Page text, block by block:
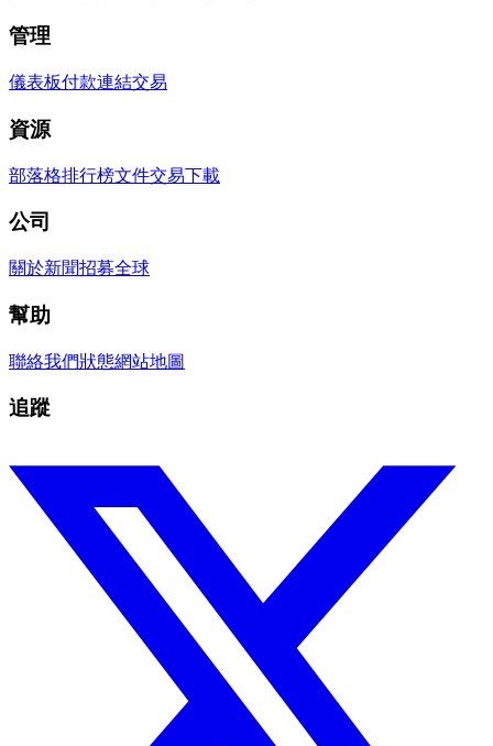
管理
儀表板付款連結交易
資源
部落格排行榜文件交易下載
公司
關於新聞招募全球
幫助
聯絡我們狀態網站地圖
追蹤